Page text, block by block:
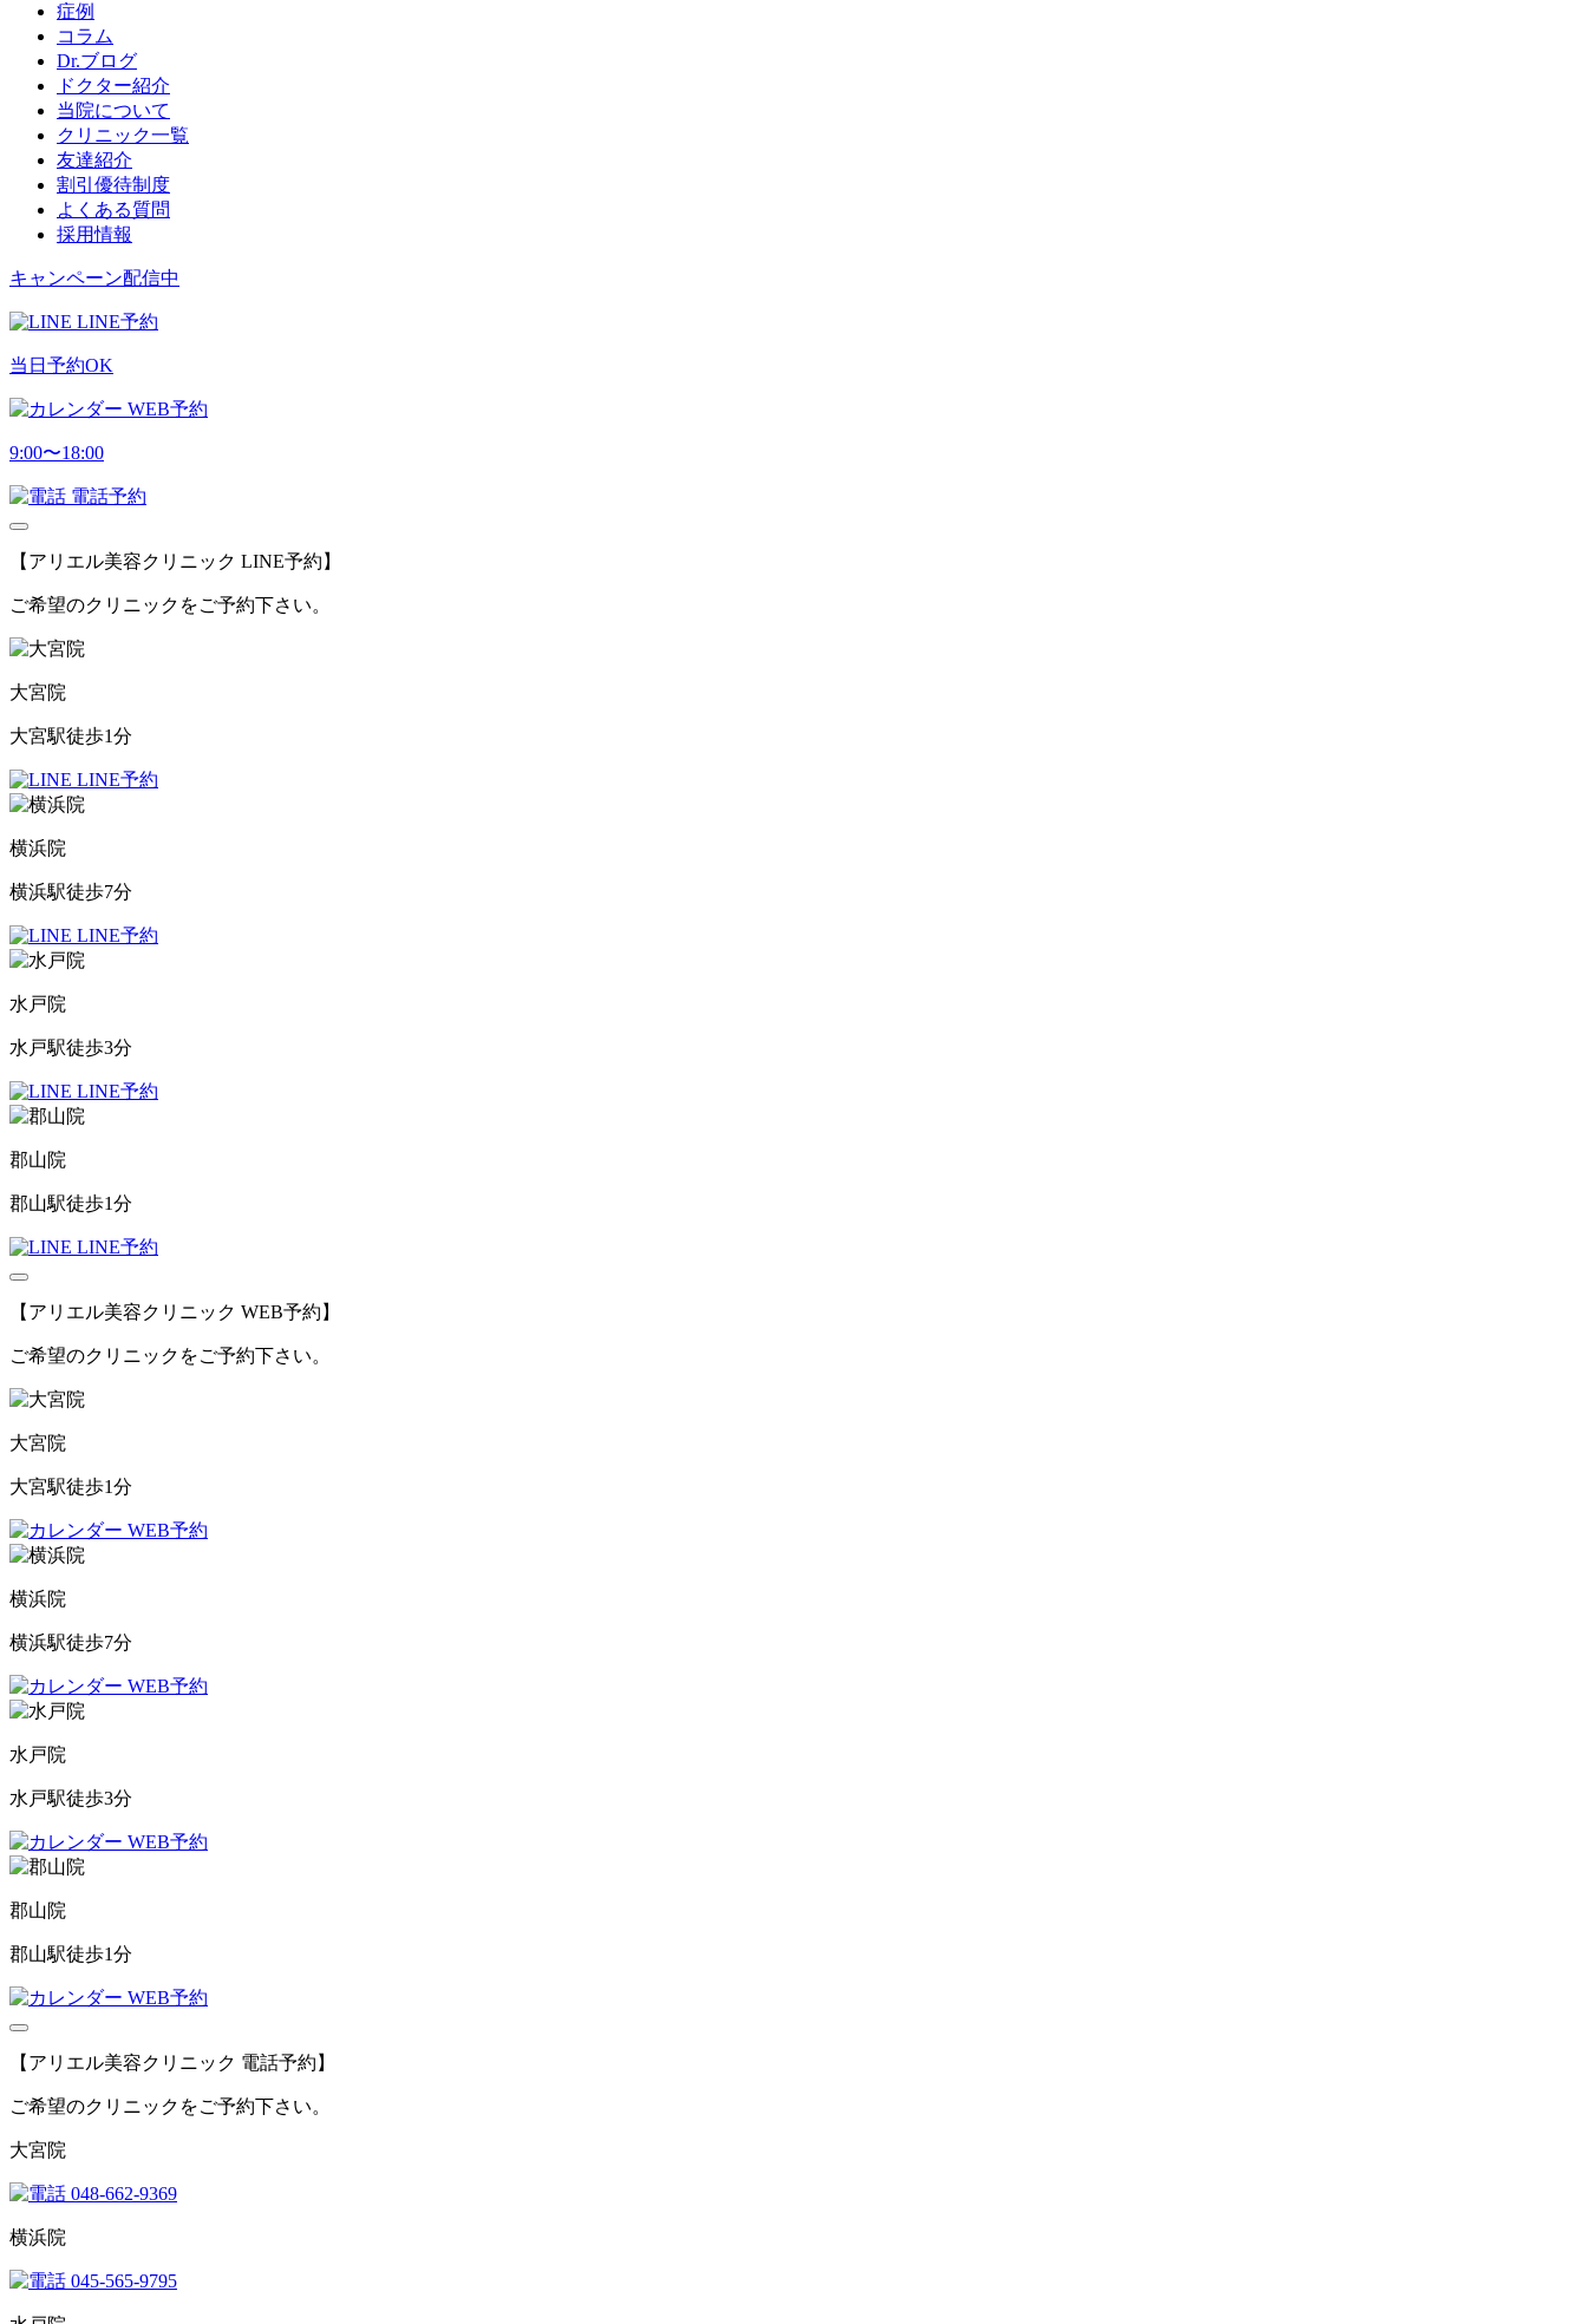
症例
コラム
Dr.ブログ
ドクター紹介
当院について
クリニック一覧
友達紹介
割引優待制度
よくある質問
採用情報
キャンペーン配信中
LINE予約
当日予約OK
WEB予約
9:00〜18:00
電話予約
【アリエル美容クリニック LINE予約】
ご希望のクリニックをご予約下さい。
大宮院
大宮駅徒歩1分
LINE予約
横浜院
横浜駅徒歩7分
LINE予約
水戸院
水戸駅徒歩3分
LINE予約
郡山院
郡山駅徒歩1分
LINE予約
【アリエル美容クリニック WEB予約】
ご希望のクリニックをご予約下さい。
大宮院
大宮駅徒歩1分
WEB予約
横浜院
横浜駅徒歩7分
WEB予約
水戸院
水戸駅徒歩3分
WEB予約
郡山院
郡山駅徒歩1分
WEB予約
【アリエル美容クリニック 電話予約】
ご希望のクリニックをご予約下さい。
大宮院
048-662-9369
横浜院
045-565-9795